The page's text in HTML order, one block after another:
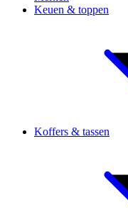
Keuen & toppen
Koffers & tassen